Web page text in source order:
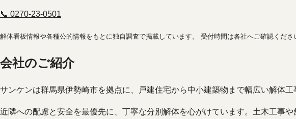
📞 0270-23-0501
解体看板情報や各種公的情報をもとに独自調査で掲載しています。 受付時間は各社へご確認くださ
会社のご紹介
サンケンは群馬県伊勢崎市を拠点に、戸建住宅から中小建築物まで幅広い解体
近隣への配慮と安全を最優先に、丁寧な分別解体を心がけています。土木工事